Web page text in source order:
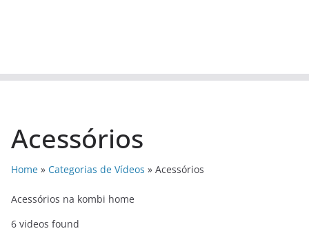
Acessórios
Home » Categorias de Vídeos » Acessórios
Acessórios na kombi home
6 videos found